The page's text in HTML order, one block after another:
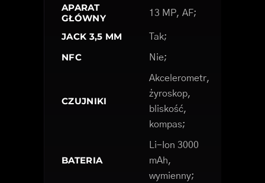
APARAT
GŁÓWNY
13 MP, AF;
JACK 3,5 MM Tak;
NFC Nie;
CZUJNIKI
Akcelerometr,
żyroskop,
bliskość,
kompas;
BATERIA
Li-Ion 3000
mAh,
wymienny;